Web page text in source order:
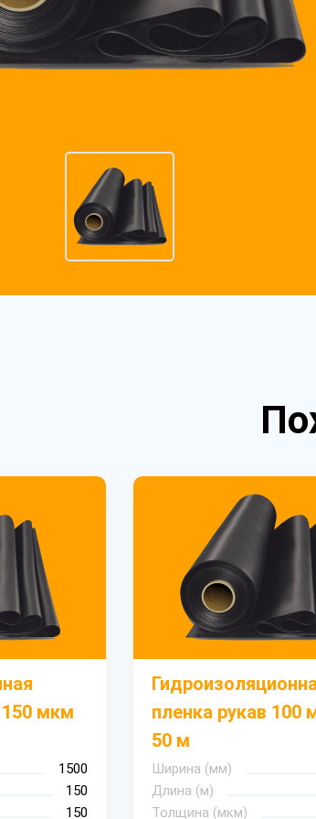
мкм
1500
150
150
пленка рукав 100
50 м
Ширина (мм)
Длина (м)
Толщина (мкм)